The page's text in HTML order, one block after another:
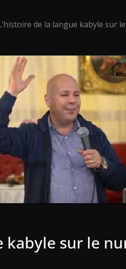
de la langue kabyle sur
kabyle sur le